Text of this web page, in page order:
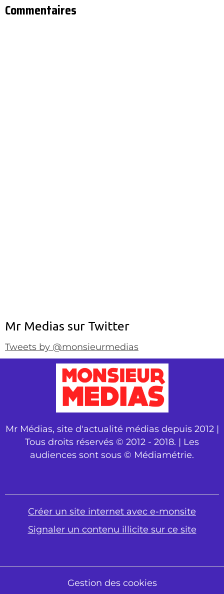
Commentaires
Mr Medias sur Twitter
Tweets by @monsieurmedias
Mr Médias, site d'actualité médias depuis 2012 |
Tous droits réservés © 2012 - 2018. | Les
audiences sont sous © Médiamétrie.
Créer un site internet avec e-monsite
Signaler un contenu illicite sur ce site
Gestion des cookies